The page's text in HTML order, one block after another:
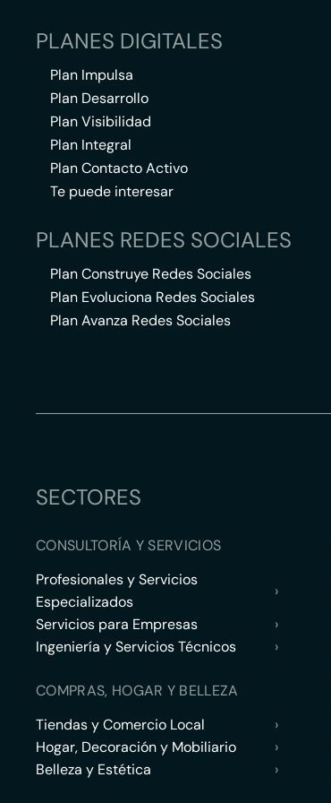
PLANES DIGITALES
Plan Impulsa
Plan Desarrollo
Plan Visibilidad
Plan Integral
Plan Contacto Activo
Te puede interesar
PLANES REDES SOCIALES
Plan Construye Redes Sociales
Plan Evoluciona Redes Sociales
Plan Avanza Redes Sociales
SECTORES
CONSULTORÍA Y SERVICIOS
Profesionales y Servicios
Especializados
›
Servicios para Empresas
›
Ingeniería y Servicios Técnicos
›
COMPRAS, HOGAR Y BELLEZA
Tiendas y Comercio Local
›
Hogar, Decoración y Mobiliario
›
Belleza y Estética
›